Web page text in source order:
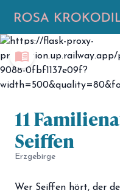
☀️ Heute
Plane mit Kroki
celebration
hiking Abenteuer
hotel Unterkünfte
menu_book
11
Seiffen
Erzgebirge
Wer Seiffen hört, der